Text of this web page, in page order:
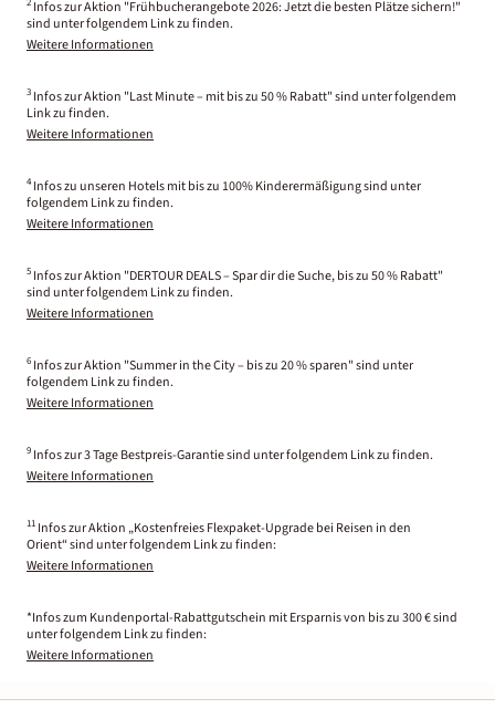
2 Infos zur Aktion "Frühbucherangebote 2026: Jetzt die besten Plätze sichern!"
sind unter folgendem Link zu finden.
Weitere Informationen
3 Infos zur Aktion "Last Minute – mit bis zu 50 % Rabatt" sind unter folgendem
Link zu finden.
Weitere Informationen
4 Infos zu unseren Hotels mit bis zu 100% Kinderermäßigung sind unter
folgendem Link zu finden.
Weitere Informationen
5 Infos zur Aktion "DERTOUR DEALS – Spar dir die Suche, bis zu 50 % Rabatt"
sind unter folgendem Link zu finden.
Weitere Informationen
6 Infos zur Aktion "Summer in the City – bis zu 20 % sparen" sind unter
folgendem Link zu finden.
Weitere Informationen
9 Infos zur 3 Tage Bestpreis-Garantie sind unter folgendem Link zu finden.
Weitere Informationen
11 Infos zur Aktion „Kostenfreies Flexpaket-Upgrade bei Reisen in den
Orient“ sind unter folgendem Link zu finden:
Weitere Informationen
*Infos zum Kundenportal-Rabattgutschein mit Ersparnis von bis zu 300 € sind
unter folgendem Link zu finden:
Weitere Informationen